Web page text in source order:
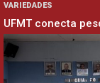
VARIEDADES
UFMT conecta